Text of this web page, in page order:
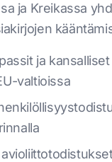
ja Kreikassa
ja
valtioissa